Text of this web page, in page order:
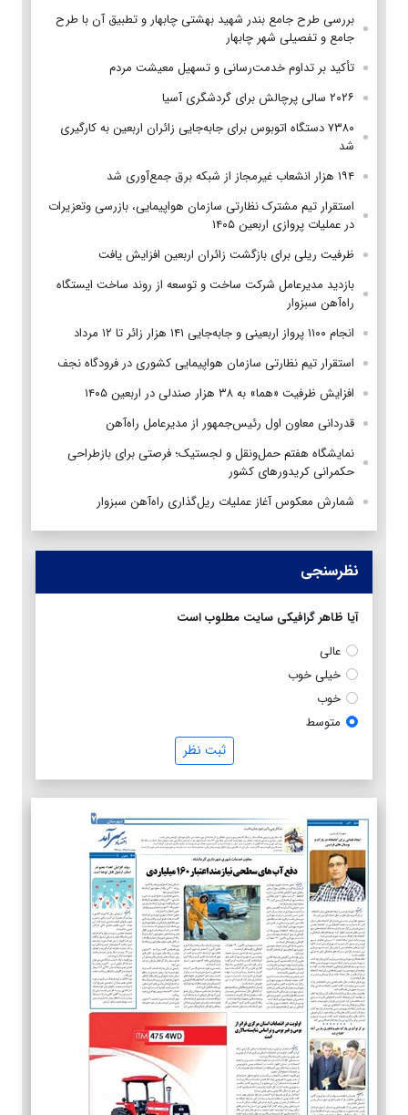
بررسی طرح جامع بندر شهید بهشتی چابهار و تطبیق آن با طرح
جامع و تفصیلی شهر چابهار
تأکید بر تداوم خدمت‌رسانی و تسهیل معیشت مردم
۲۰۲۶ سالی پرچالش برای گردشگری آسیا
۷۳۸۰ دستگاه اتوبوس برای جابه‌جایی زائران اربعین به‌ کارگیری
شد
۱۹۴ هزار انشعاب غیرمجاز از شبکه برق جمع‌آوری شد
استقرار تیم مشترک نظارتی سازمان هواپیمایی، بازرسی وتعزیرات
در عملیات پروازی اربعین ۱۴۰۵
ظرفیت ریلی برای بازگشت زائران اربعین افزایش یافت
بازدید مدیرعامل شرکت ساخت و توسعه از روند ساخت ایستگاه
راه‌آهن سبزوار
انجام ۱۱۰۰ پرواز اربعینی و جابه‌جایی ۱۴۱ هزار زائر تا ۱۲ مرداد
استقرار تیم‌ نظارتی سازمان هواپیمایی کشوری در فرودگاه نجف
افزایش ظرفیت «هما» به ۳۸ هزار صندلی در اربعین ۱۴۰۵
قدردانی معاون اول رئیس‌جمهور از مدیرعامل راه‌آهن
نمایشگاه هفتم حمل‌ونقل و لجستیک؛ فرصتی برای بازطراحی
حکمرانی کریدورهای کشور
شمارش معکوس آغاز عملیات ریل‌گذاری راه‌آهن سبزوار
نظرسنجی
آیا ظاهر گرافیکی سایت مطلوب است
عالی
خیلی خوب
خوب
متوسط
ثبت نظر